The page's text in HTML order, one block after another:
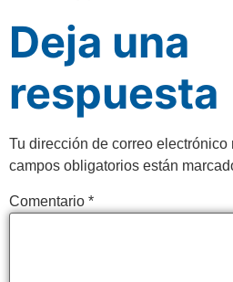
Deja una
respuesta
Tu dirección de correo electrónico
campos obligatorios están
Comentario *